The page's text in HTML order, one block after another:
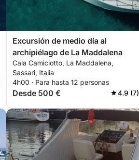
Excursión de medio día al
archipiélago de La Maddalena
Cala Camiciotto, La Maddalena,
Sassari, Italia
4h00 · Para hasta 12 personas
Desde 500 € 4.9 (7)